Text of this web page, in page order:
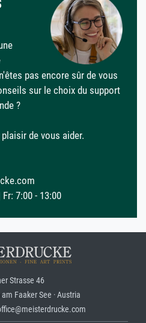
pas encore sûr de vous
sur le choix du support
?
de vous aider.
7:00 - 13:00
Strasse 46
Faaker See · Austria